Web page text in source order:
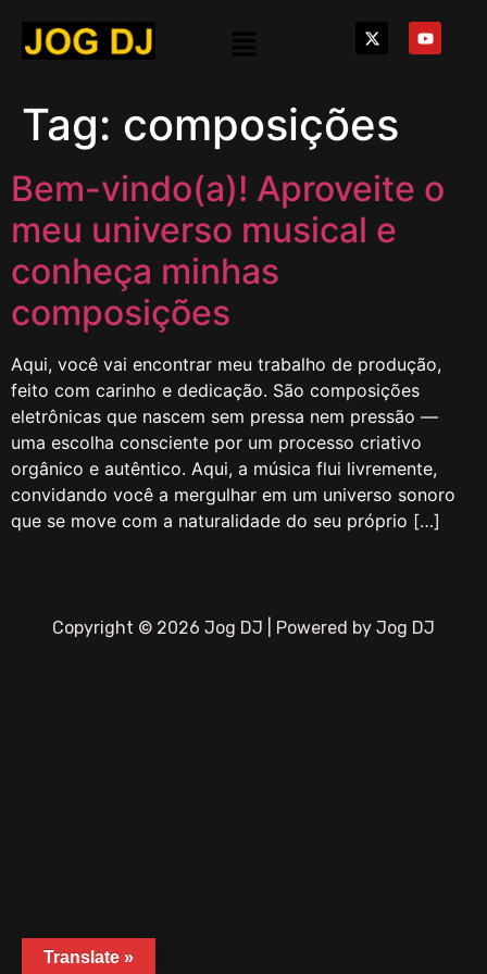
Tag: composições
Bem-vindo(a)! Aproveite o
meu universo musical e
conheça minhas
composições
Aqui, você vai encontrar meu trabalho de produção,
feito com carinho e dedicação. São composições
eletrônicas que nascem sem pressa nem pressão —
uma escolha consciente por um processo criativo
orgânico e autêntico. Aqui, a música flui livremente,
convidando você a mergulhar em um universo sonoro
que se move com a naturalidade do seu próprio […]
Copyright © 2026 Jog DJ | Powered by Jog DJ
Translate »